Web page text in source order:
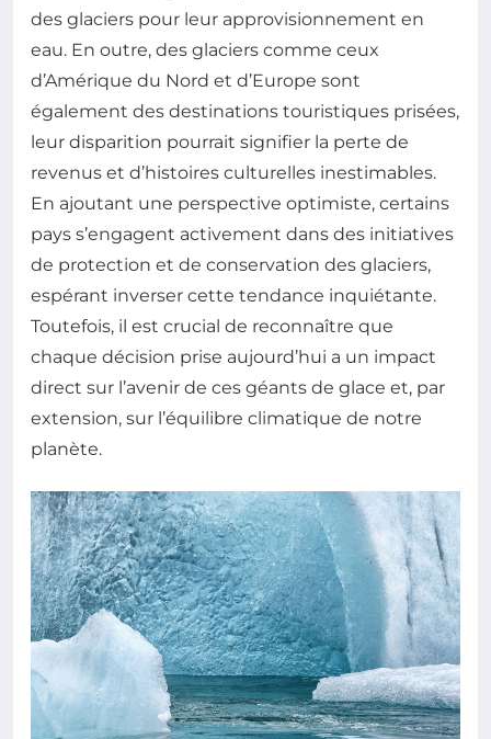
des glaciers pour leur approvisionnement en
eau. En outre, des glaciers comme ceux
d’Amérique du Nord et d’Europe sont
également des destinations touristiques prisées,
leur disparition pourrait signifier la perte de
revenus et d’histoires culturelles inestimables.
En ajoutant une perspective optimiste, certains
pays s’engagent activement dans des initiatives
de protection et de conservation des glaciers,
espérant inverser cette tendance inquiétante.
Toutefois, il est crucial de reconnaître que
chaque décision prise aujourd’hui a un impact
direct sur l’avenir de ces géants de glace et, par
extension, sur l’équilibre climatique de notre
planète.